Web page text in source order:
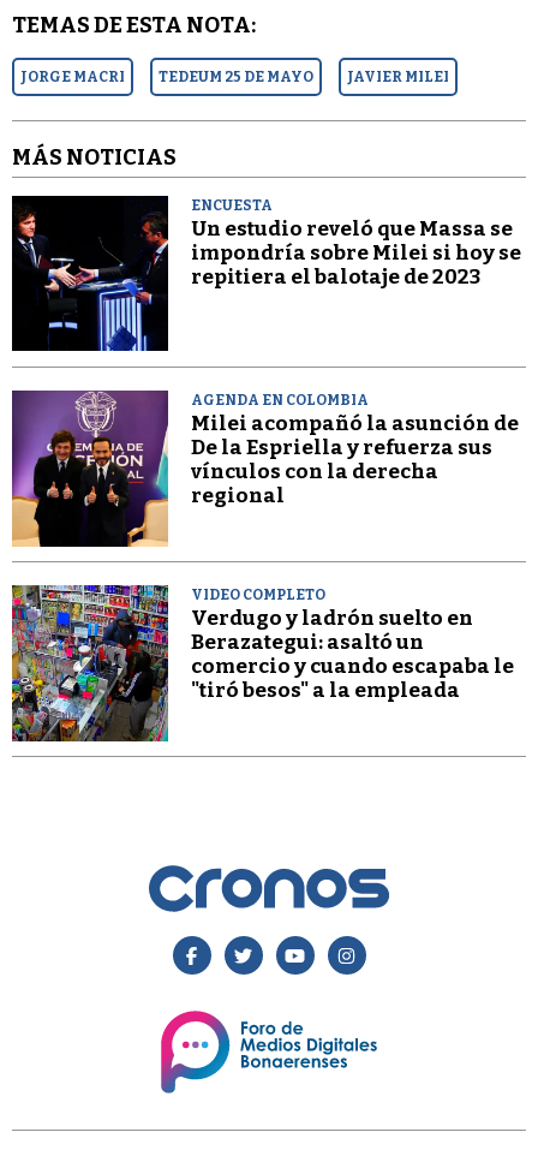
TEMAS DE ESTA NOTA:
JORGE MACRI TEDEUM 25 DE MAYO JAVIER MILEI
MÁS NOTICIAS
ENCUESTA
Un estudio reveló que Massa se
impondría sobre Milei si hoy se
repitiera el balotaje de 2023
AGENDA EN COLOMBIA
Milei acompañó la asunción de
De la Espriella y refuerza sus
vínculos con la derecha
regional
VIDEO COMPLETO
Verdugo y ladrón suelto en
Berazategui: asaltó un
comercio y cuando escapaba le
"tiró besos" a la empleada